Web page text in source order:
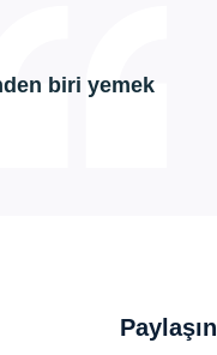
biri yemek
Paylaşın